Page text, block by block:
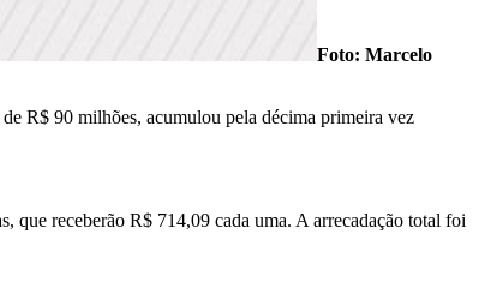
Foto: Marcelo
R$ 90 milhões, acumulou pela décima primeira vez
que receberão R$ 714,09 cada uma. A arrecadação total foi